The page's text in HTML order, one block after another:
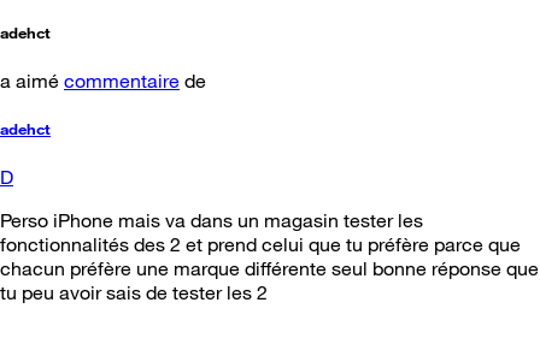
adehct
a aimé commentaire de
adehct
D
Perso iPhone mais va dans un magasin tester les
fonctionnalités des 2 et prend celui que tu préfère parce que
chacun préfère une marque différente seul bonne réponse que
tu peu avoir sais de tester les 2